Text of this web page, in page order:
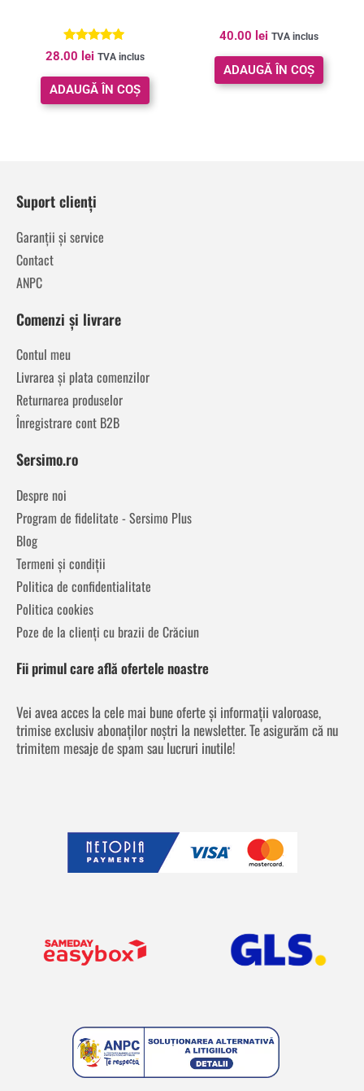
Evaluat la
5.00
din 5
28.00 lei TVA inclus
ADAUGĂ ÎN COȘ
40.00 lei TVA inclus
ADAUGĂ ÎN COȘ
Suport clienți
Garanții și service
Contact
ANPC
Comenzi și livrare
Contul meu
Livrarea și plata comenzilor
Returnarea produselor
Înregistrare cont B2B
Sersimo.ro
Despre noi
Program de fidelitate - Sersimo Plus
Blog
Termeni și condiții
Politica de confidentialitate
Politica cookies
Poze de la clienți cu brazii de Crăciun
Fii primul care află ofertele noastre
Vei avea acces la cele mai bune oferte și informații valoroase,
trimise exclusiv abonaților noștri la newsletter. Te asigurăm că nu
trimitem mesaje de spam sau lucruri inutile!